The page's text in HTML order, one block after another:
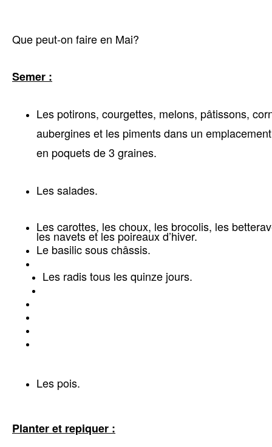
Que peut-on faire en Mai?
Semer :
Les potirons, courgettes, melons, pâtissons,
aubergines et les piments dans un
en poquets de 3 graines.
Les salades.
Les carottes, les choux, les brocolis, les
les navets et les poireaux d’hiver.
Le basilic sous châssis.
Les radis tous les quinze jours.
Les pois.
Planter et repiquer :